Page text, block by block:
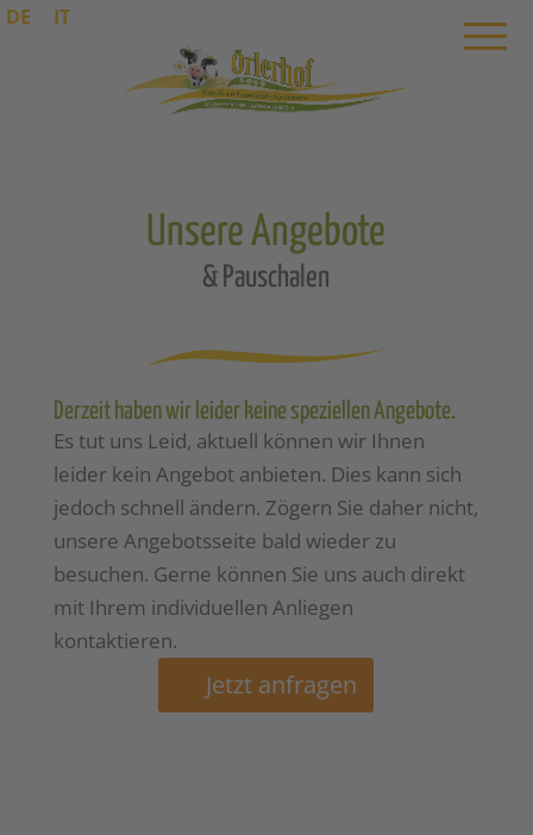
DE IT
Unsere Angebote
& Pauschalen
Derzeit haben wir leider keine speziellen Angebote.
Es tut uns Leid, aktuell können wir Ihnen
leider kein Angebot anbieten. Dies kann sich
jedoch schnell ändern. Zögern Sie daher nicht,
unsere Angebotsseite bald wieder zu
besuchen. Gerne können Sie uns auch direkt
mit Ihrem individuellen Anliegen
kontaktieren.
Jetzt anfragen